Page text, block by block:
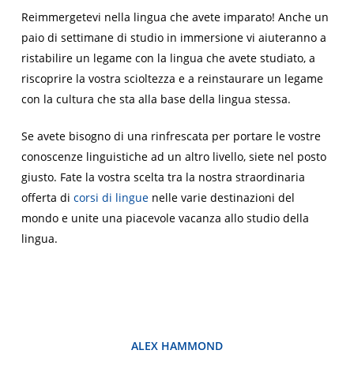
Reimmergetevi nella lingua che avete imparato! Anche un
paio di settimane di studio in immersione vi aiuteranno a
ristabilire un legame con la lingua che avete studiato, a
riscoprire la vostra scioltezza e a reinstaurare un legame
con la cultura che sta alla base della lingua stessa.
Se avete bisogno di una rinfrescata per portare le vostre
conoscenze linguistiche ad un altro livello, siete nel posto
giusto. Fate la vostra scelta tra la nostra straordinaria
offerta di corsi di linguenelle varie destinazioni del
mondo e unite una piacevole vacanza allo studio della
lingua.
ALEX HAMMOND